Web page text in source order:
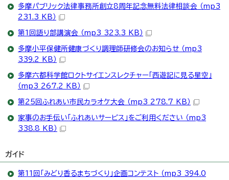
多摩パブリック法律事務所創立8周年記念無料法律相談会 （mp3
231.3 KB）
第1回語り部講演会 （mp3 323.3 KB）
多摩小平保健所健康づくり調理師研修会のお知らせ （mp3
339.2 KB）
多摩六都科学館ロクトサイエンスレクチャー「西遊記に見る星空」
（mp3 267.2 KB）
第25回ふれあい市民カラオケ大会 （mp3 278.7 KB）
家事のお手伝い「ふれあいサービス」をご利用ください （mp3
338.8 KB）
ガイド
第11回「みどり香るまちづくり」企画コンテスト （mp3 394.0